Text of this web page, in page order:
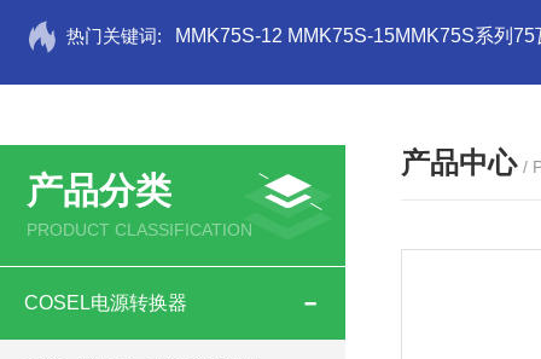
热门关键词: MMK75S-12 MMK75S-15MMK75S系列
产品分类
PRODUCT CLASSIFICATION
COSEL电源转换器
产品中心 /